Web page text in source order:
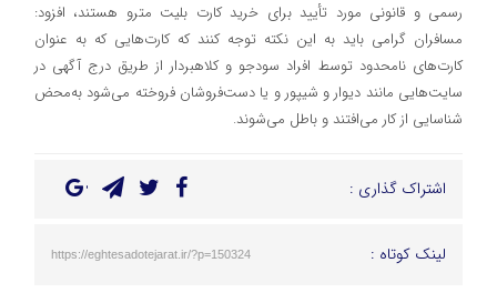
رسمی و قانونی مورد تأیید برای خرید کارت بلیت مترو هستند، افزود:
مسافران گرامی باید به این نکته توجه کنند که کارت‌هایی که به عنوان
کارت‌های نامحدود توسط افراد سودجو و کلاهبردار از طریق درج آگهی در
سایت‌هایی مانند دیوار و شیپور و یا دست‌فروشان فروخته می‌شود به‌محض
شناسایی از کار می‌افتند و باطل می‌شوند.
اشتراک گذاری :
لینک کوتاه : https://eghtesadotejarat.ir/?p=150324